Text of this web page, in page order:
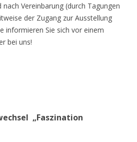
nach Vereinbarung (durch Tagungen
der Zugang zur Ausstellung
informieren Sie sich vor einem
bei uns!
„Faszination